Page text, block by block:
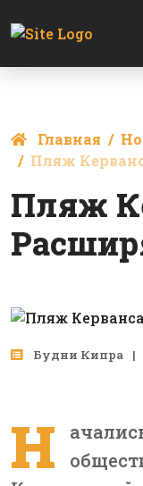
Главная
Пляж
Пляж
Будни Кипра
Н